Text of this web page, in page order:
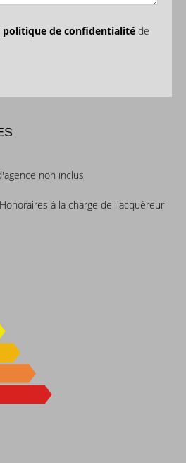
politique de confidentialité de
non inclus
à la charge de l'acquéreur